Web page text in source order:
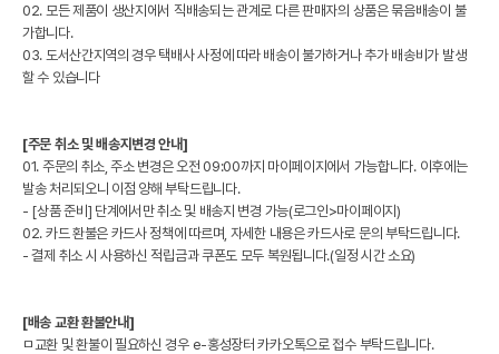
02. 모든 제품이 생산지에서 직배송되는 관계로 다른 판매자의 상품은 묶음배송이 불
가합니다.
03. 도서산간지역의 경우 택배사 사정에 따라 배송이 불가하거나 추가 배송비가 발생
할 수 있습니다
[주문 취소 및 배송지변경 안내]
01. 주문의 취소, 주소 변경은 오전 09:00까지 마이페이지에서 가능합니다. 이후에는
발송 처리되오니 이점 양해 부탁드립니다.
- [상품 준비] 단계에서만 취소 및 배송지 변경 가능(로그인>마이페이지)
02. 카드 환불은 카드사 정책에 따르며, 자세한 내용은 카드사로 문의 부탁드립니다.
- 결제 취소 시 사용하신 적립금과 쿠폰도 모두 복원됩니다.(일정 시간 소요)
[배송 교환 환불안내]
ㅁ교환 및 환불이 필요하신 경우 e-홍성장터 카카오톡으로 접수 부탁드립니다.